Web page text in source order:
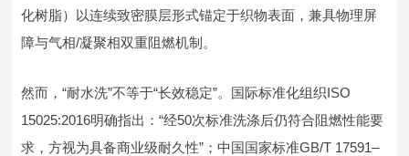
化树脂）以连续致密膜层形式锚定于织物表面，兼具物理屏
障与气相/凝聚相双重阻燃机制。
然而，“耐水洗”不等于“长效稳定”。国际标准化组织ISO
15025:2016明确指出：“经50次标准洗涤后仍符合阻燃性能要
求，方视为具备商业级耐久性”；中国国家标准GB/T 17591–